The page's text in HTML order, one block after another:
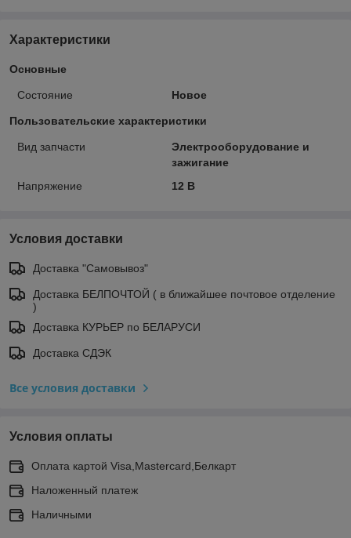
Характеристики
Основные
Состояние Новое
Пользовательские характеристики
Вид запчасти
Электрооборудование и
зажигание
Напряжение
12 В
Условия доставки
Доставка "Самовывоз"
Доставка БЕЛПОЧТОЙ ( в ближайшее почтовое отделение
)
Доставка КУРЬЕР по БЕЛАРУСИ
Доставка СДЭК
Все условия доставки
Условия оплаты
Оплата картой Visa,Mastercard,Белкарт
Наложенный платеж
Наличными